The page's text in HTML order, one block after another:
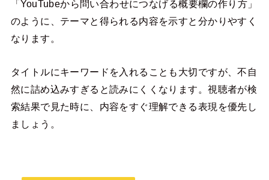
「YouTubeから問い合わせにつなげる概要欄の作り方」
のように、テーマと得られる内容を示すと分かりやすく
なります。
タイトルにキーワードを入れることも大切ですが、不自
然に詰め込みすぎると読みにくくなります。視聴者が検
索結果で見た時に、内容をすぐ理解できる表現を優先し
ましょう。